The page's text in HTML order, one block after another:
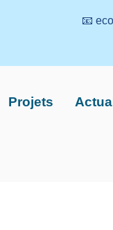
📧
Projets